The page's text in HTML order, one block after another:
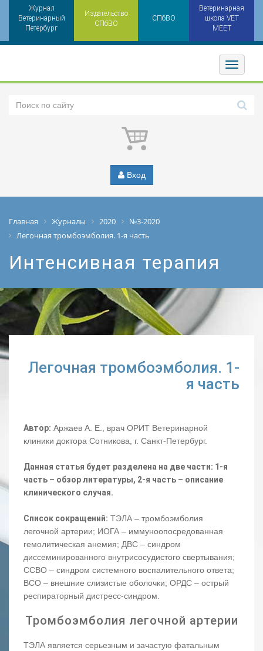
Журнал
Ветеринарный
Петербург
Издательство
СПбВО
СПбВО
Ветеринарная
школа VET
MEET
Toggler
Вход
Главная Журналы 2020
№3-2020
Легочная тромбоэмболия. 1-я часть
Интенсивная терапия
Легочная тромбоэмболия. 1-
я часть
Автор: Аржаев А. Е., врач ОРИТ Ветеринарной
клиники доктора Сотникова, г. Санкт-Петербург.
Данная статья будет разделена на две части: 1-я
часть – обзор литературы, 2-я часть – описание
клинического случая.
Список сокращений: ТЭЛА – тромбоэмболия
легочной артерии; ИОГА – иммуноопосредованная
гемолитическая анемия; ДВС – синдром
диссеминированного внутрисосудистого свертывания;
ССВО – синдром системного воспалительного ответа;
ВСО – внешние слизистые оболочки; ОРДС – острый
респираторный дистресс-синдром.
Тромбоэмболия легочной артерии
ТЭЛА является серьезным и зачастую фатальным